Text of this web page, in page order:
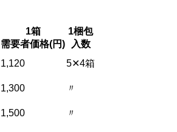
1箱
需要者価格(円)
1梱包
入数
1,120
5✕4箱
1,300
〃
1,500 〃